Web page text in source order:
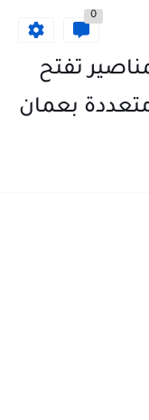
0
تفتح
بعمان